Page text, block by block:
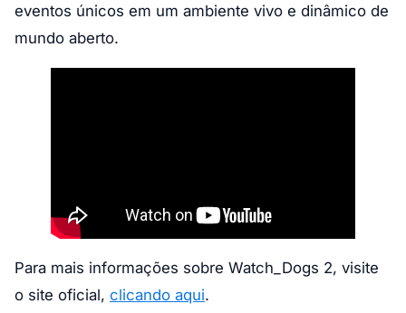
eventos únicos em um ambiente vivo e dinâmico de
mundo aberto.
Para mais informações sobre Watch_Dogs 2, visite
o site oficial, clicando aqui.